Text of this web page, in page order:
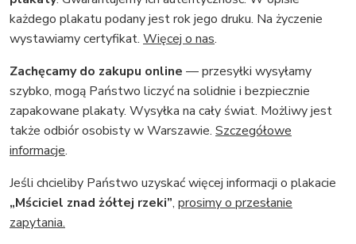
każdego plakatu podany jest rok jego druku. Na życzenie
wystawiamy certyfikat. Więcej o nas.
Zachęcamy do zakupu online — przesyłki wysyłamy
szybko, mogą Państwo liczyć na solidnie i bezpiecznie
zapakowane plakaty. Wysyłka na cały świat. Możliwy jest
także odbiór osobisty w Warszawie. Szczegółowe
informacje.
Jeśli chcieliby Państwo uzyskać więcej informacji o plakacie
„Mściciel znad żółtej rzeki”, prosimy o przesłanie
zapytania.